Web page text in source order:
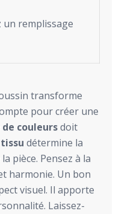
un remplissage
transforme
pour créer une
couleursdoit
tissu détermine la
pièce. Pensez à la
harmonie. Un bon
visuel. Il apporte
Laissez-